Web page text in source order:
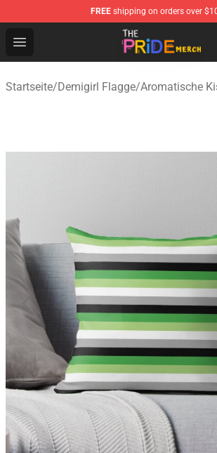
FREE shipping on orders over
Open menu
The Pride Shop - Official The Pride
Startseite/Demigirl Flagge/Aromatische